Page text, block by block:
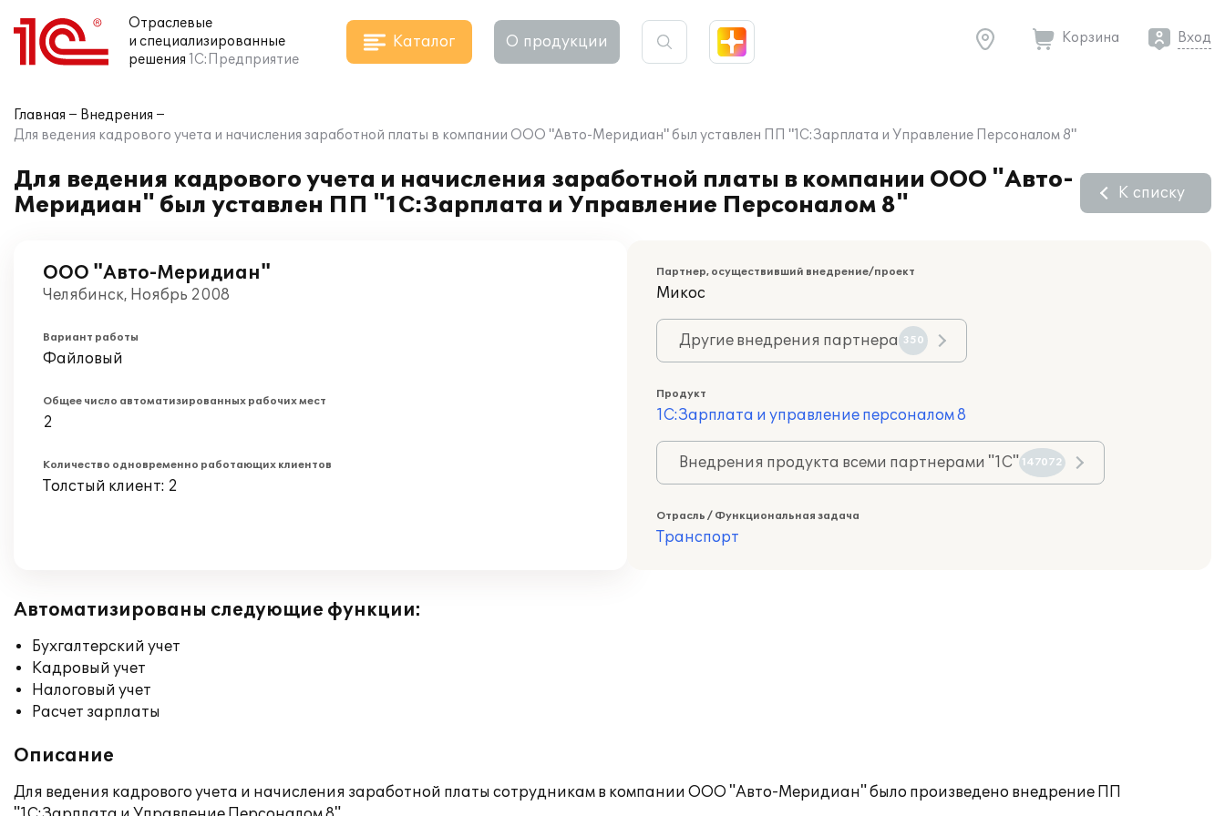
Отраслевые
и специализированные
решения 1С:Предприятие
Каталог О продукции Корзина Вход
Главная
Внедрения
Для ведения кадрового учета и начисления заработной платы в компании ООО "Авто-Меридиан" был уставлен ПП "1С:Зарплата и Управление Персоналом 8"
Для ведения кадрового учета и начисления заработной платы в компании ООО "Авто-
Меридиан" был уставлен ПП "1С:Зарплата и Управление Персоналом 8"
К списку
ООО "Авто-Меридиан"
Челябинск, Ноябрь 2008
Вариант работы
Файловый
Общее число автоматизированных рабочих мест
2
Количество одновременно работающих клиентов
Толстый клиент: 2
Партнер, осуществивший внедрение/проект
Микос
Другие внедрения партнера 350
Продукт
1С:Зарплата и управление персоналом 8
Внедрения продукта всеми партнерами "1С" 147072
Отрасль / Функциональная задача
Транспорт
Автоматизированы следующие функции:
Бухгалтерский учет
Кадровый учет
Налоговый учет
Расчет зарплаты
Описание
Для ведения кадрового учета и начисления заработной платы сотрудникам в компании ООО "Авто-Меридиан" было произведено внедрение ПП